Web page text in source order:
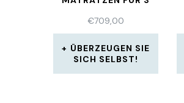
€709,00
ÜBERZEUGEN SIE
SICH SELBST!